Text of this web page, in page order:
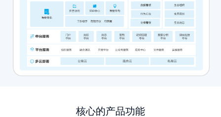
核心的产品功能